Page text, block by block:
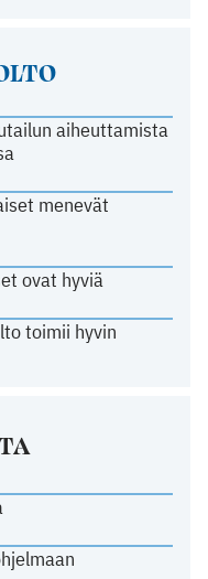
aiheuttamista
menevät
ovat hyviä
toimii hyvin